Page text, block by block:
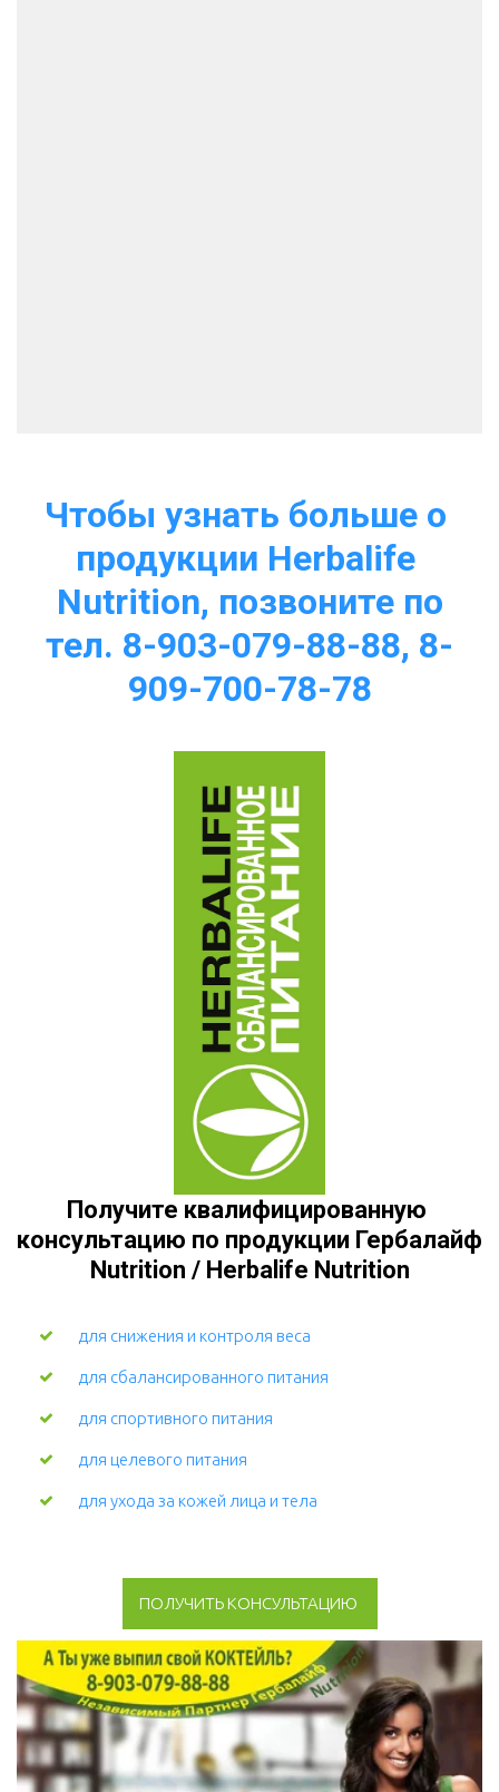
Чтобы узнать больше о
продукции Herbalife
Nutrition, позвоните по
тел. 8-903-079-88-88, 8-
909-700-78-78
Получите квалифицированную
консультацию по продукции Гербалайф
Nutrition / Herbalife Nutrition
для снижения и контроля веса
для сбалансированного питания
для спортивного питания
для целевого питания
для ухода за кожей лица и тела
ПОЛУЧИТЬ КОНСУЛЬТАЦИЮ